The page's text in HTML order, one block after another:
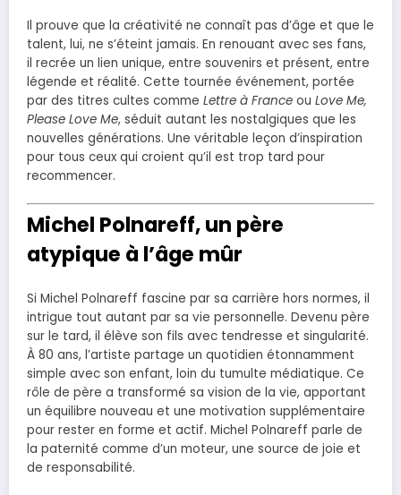
Il prouve que la créativité ne connaît pas d’âge et que le
talent, lui, ne s’éteint jamais. En renouant avec ses fans,
il recrée un lien unique, entre souvenirs et présent, entre
légende et réalité. Cette tournée événement, portée
par des titres cultes comme Lettre à France ou Love Me,
Please Love Me, séduit autant les nostalgiques que les
nouvelles générations. Une véritable leçon d’inspiration
pour tous ceux qui croient qu’il est trop tard pour
recommencer.
Michel Polnareff, un père
atypique à l’âge mûr
Si Michel Polnareff fascine par sa carrière hors normes, il
intrigue tout autant par sa vie personnelle. Devenu père
sur le tard, il élève son fils avec tendresse et singularité.
À 80 ans, l’artiste partage un quotidien étonnamment
simple avec son enfant, loin du tumulte médiatique. Ce
rôle de père a transformé sa vision de la vie, apportant
un équilibre nouveau et une motivation supplémentaire
pour rester en forme et actif. Michel Polnareff parle de
la paternité comme d’un moteur, une source de joie et
de responsabilité.